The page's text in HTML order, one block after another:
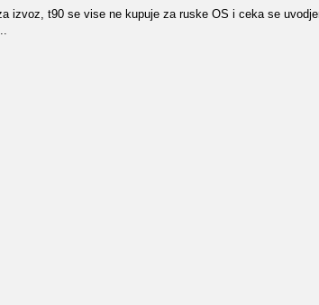
izvoz, t90 se vise ne kupuje za ruske OS i ceka se